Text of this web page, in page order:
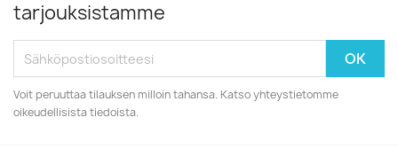
tarjouksistamme
Voit peruuttaa tilauksen milloin tahansa. Katso yhteystietomme
oikeudellisista tiedoista.